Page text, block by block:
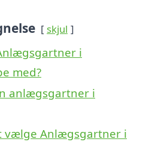
skjul
i
med?
anlægsgartner i
vælge Anlægsgartner i